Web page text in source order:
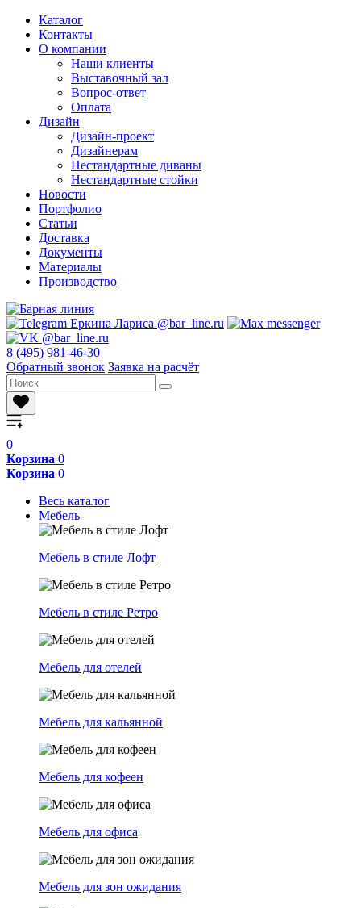
Каталог
Контакты
О компании
Наши клиенты
Выставочный зал
Вопрос-ответ
Оплата
Дизайн
Дизайн-проект
Дизайнерам
Нестандартные диваны
Нестандартные стойки
Новости
Портфолио
Статьи
Доставка
Документы
Материалы
Производство
8 (495) 981-46-30
Обратный звонок Заявка на расчёт
0
Корзина 0
Корзина 0
Весь каталог
Мебель
Мебель в стиле Лофт
Мебель в стиле Ретро
Мебель для отелей
Мебель для кальянной
Мебель для кофеен
Мебель для офиса
Мебель для зон ожидания